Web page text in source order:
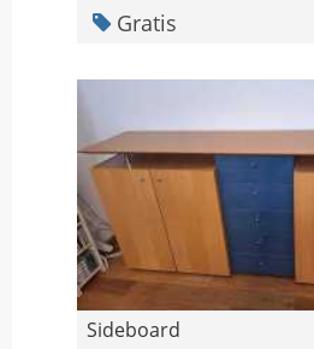
Gratis
Sideboard